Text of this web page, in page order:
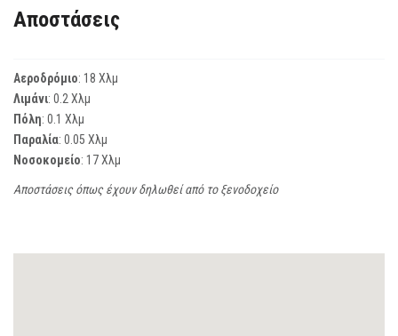
Αποστάσεις
Αεροδρόμιο: 18 Χλμ
Λιμάνι: 0.2 Χλμ
Πόλη: 0.1 Χλμ
Παραλία: 0.05 Χλμ
Νοσοκομείο: 17 Χλμ
Αποστάσεις όπως έχουν δηλωθεί από το ξενοδοχείο